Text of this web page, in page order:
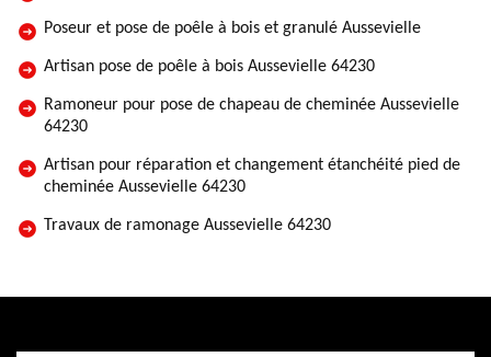
Poseur et pose de poêle à bois et granulé Aussevielle
Artisan pose de poêle à bois Aussevielle 64230
Ramoneur pour pose de chapeau de cheminée Aussevielle
64230
Artisan pour réparation et changement étanchéité pied de
cheminée Aussevielle 64230
Travaux de ramonage Aussevielle 64230